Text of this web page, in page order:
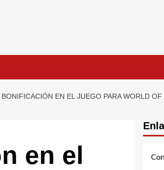
EN EL JUEGO PARA WORLD
en el